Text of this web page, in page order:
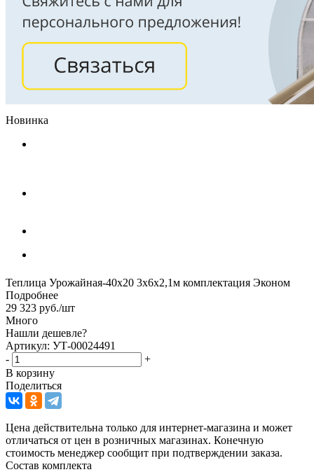
Новинка
Теплица Урожайная-40х20 3х6х2,1м комплектация Эконом
Подробнее
29 323 руб./шт
Много
Нашли дешевле?
Артикул: УТ-00024491
-
+
В корзину
Поделиться
Цена действительна только для интернет-магазина и может
отличаться от цен в розничных магазинах. Конечную
стоимость менеджер сообщит при подтверждении заказа.
Состав комплекта